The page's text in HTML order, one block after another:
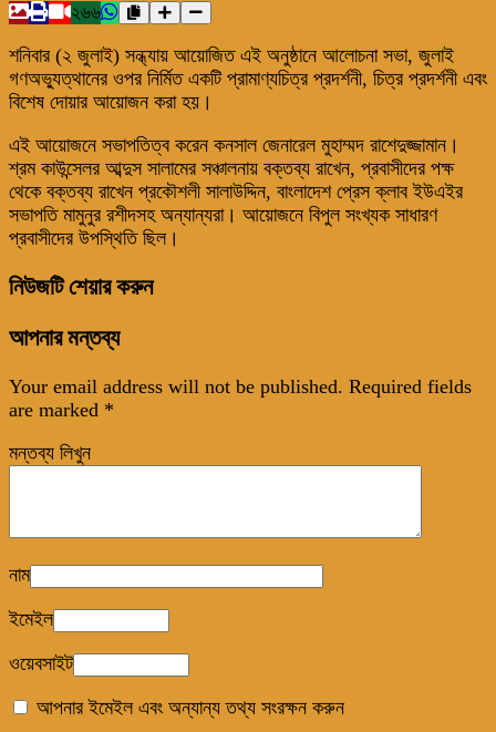
২৬৬
শনিবার (২ জুলাই) সন্ধ্যায় আয়োজিত এই অনুষ্ঠানে আলোচনা সভা, জুলাই
গণঅভ্যুত্থানের ওপর নির্মিত একটি প্রামাণ্যচিত্র প্রদর্শনী, চিত্র প্রদর্শনী এবং
বিশেষ দোয়ার আয়োজন করা হয়।
এই আয়োজনে সভাপতিত্ব করেন কনসাল জেনারেল মুহাম্মদ রাশেদুজ্জামান।
শ্রম কাউন্সেলর আব্দুস সালামের সঞ্চালনায় বক্তব্য রাখেন, প্রবাসীদের পক্ষ
থেকে বক্তব্য রাখেন প্রকৌশলী সালাউদ্দিন, বাংলাদেশ প্রেস ক্লাব ইউএইর
সভাপতি মামুনুর রশীদসহ অন্যান্যরা। আয়োজনে বিপুল সংখ্যক সাধারণ
প্রবাসীদের উপস্থিতি ছিল।
নিউজটি শেয়ার করুন
আপনার মন্তব্য
Your email address will not be published. Required fields
are marked *
মন্তব্য লিখুন
নাম
ইমেইল
ওয়েবসাইট
আপনার ইমেইল এবং অন্যান্য তথ্য সংরক্ষন করুন